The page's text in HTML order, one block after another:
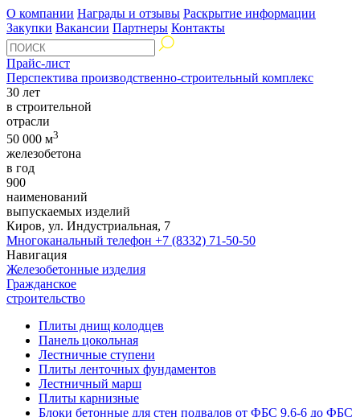
О компании Награды и отзывы Раскрытие информации
Закупки Вакансии Партнеры Контакты
Прайс-лист
Перспектива производственно-строительный комплекс
30 лет
в строительной
отрасли
50 000 м3
железобетона
в год
900
наименований
выпускаемых изделий
Киров, ул. Индустриальная, 7
Многоканальный телефон +7 (8332) 71-50-50
Навигация
Железобетонные изделия
Гражданское
строительство
Плиты днищ колодцев
Панель цокольная
Лестничные ступени
Плиты ленточных фундаментов
Лестничный марш
Плиты карнизные
Блоки бетонные для стен подвалов от ФБС 9.6-6 до ФБС